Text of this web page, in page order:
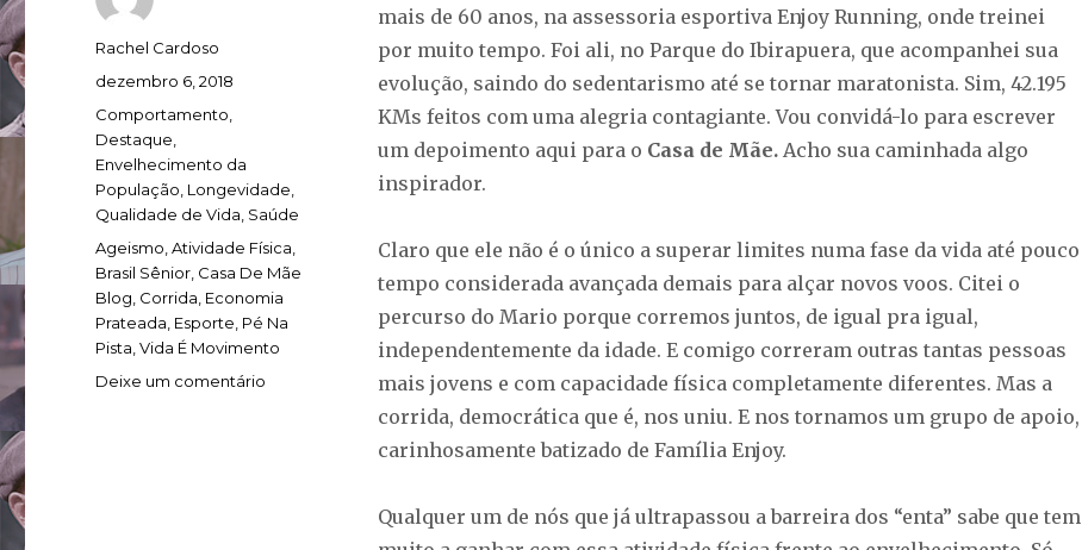
mais de 60 anos, na assessoria esportiva Enjoy Running, onde treinei
por muito tempo. Foi ali, no Parque do Ibirapuera, que acompanhei sua
evolução, saindo do sedentarismo até se tornar maratonista. Sim, 42.195
KMs feitos com uma alegria contagiante. Vou convidá-lo para escrever
um depoimento aqui para o Casa de Mãe. Acho sua caminhada algo
inspirador.
Claro que ele não é o único a superar limites numa fase da vida até pouco
tempo considerada avançada demais para alçar novos voos. Citei o
percurso do Mario porque corremos juntos, de igual pra igual,
independentemente da idade. E comigo correram outras tantas pessoas
mais jovens e com capacidade física completamente diferentes. Mas a
corrida, democrática que é, nos uniu. E nos tornamos um grupo de apoio,
carinhosamente batizado de Família Enjoy.
Qualquer um de nós que já ultrapassou a barreira dos “enta” sabe que tem
Autor
Rachel Cardoso
Publicado
dezembro 6, 2018
Categorias
Comportamento
Destaque
Envelhecimento da
População Longevidade
Qualidade de Vida Saúde
Tags
Ageismo ,Atividade Física
Brasil Sênior Casa De Mãe
Blog Corrida Economia
Prateada Esporte Pé Na
Pista ,Vida É Movimento
Deixe um comentário